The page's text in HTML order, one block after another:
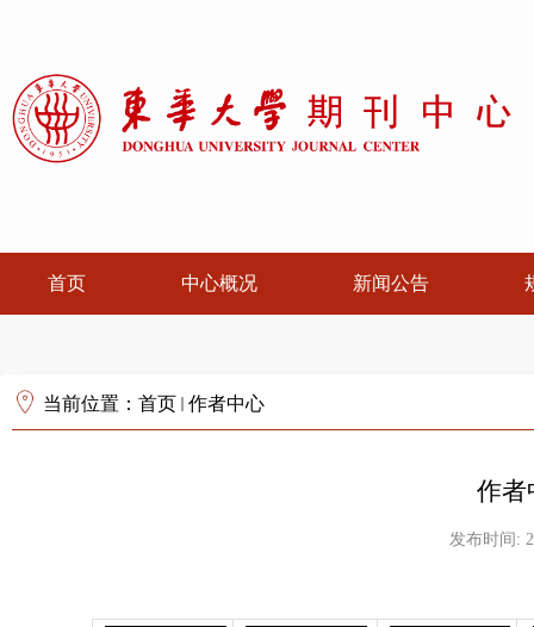
首页 中心概况 新闻公告
当前位置： 首页 作者中心
作者
发布时间: